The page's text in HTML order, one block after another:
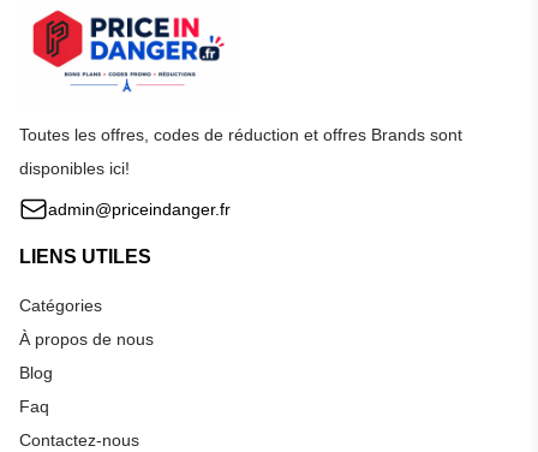
Toutes les offres, codes de réduction et offres Brands sont
disponibles ici!
admin@priceindanger.fr
LIENS UTILES
Catégories
À propos de nous
Blog
Faq
Contactez-nous